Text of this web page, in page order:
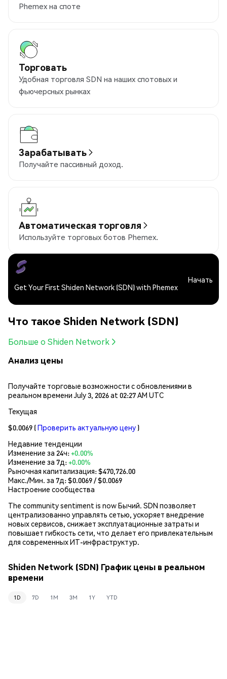
Phemex на споте
Торговать
Удобная торговля SDN на наших спотовых и
фьючерсных рынках
Зарабатывать
Получайте пассивный доход.
Автоматическая торговля
Используйте торговых ботов Phemex.
Get Your First Shiden Network (SDN) with Phemex
Начать
Что такое Shiden Network (SDN)
Больше о Shiden Network
Анализ цены
Получайте торговые возможности с обновлениями в
реальном времени July 3, 2026 at 02:27 AM UTC
Текущая
$0.0069 (Проверить актуальную цену )
Недавние тенденции
Изменение за 24ч:+0.00%
Изменение за 7д:+0.00%
Рыночная капитализация:$470,726.00
Макс./Мин. за 7д: $0.0069/ $0.0069
Настроение сообщества
The community sentiment is now Бычий. SDN позволяет
централизованно управлять сетью, ускоряет внедрение
новых сервисов, снижает эксплуатационные затраты и
повышает гибкость сети, что делает его привлекательным
для современных ИТ-инфраструктур.
Shiden Network (SDN) График цены в реальном
времени
1D 7D 1M 3M 1Y YTD